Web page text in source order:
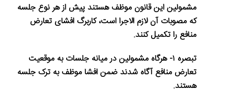
مشمولین این قانون موظف هستند پیش از هر نوع جلسه
که مصوبات آن لازم الاجرا است، کاربرگ افشای تعارض
منافع را تکمیل کنند.
تبصره ۱- هرگاه مشمولین در میانه جلسات به موقعیت
تعارض منافع آگاه شدند ضمن افشا موظف به ترک جلسه
هستند.